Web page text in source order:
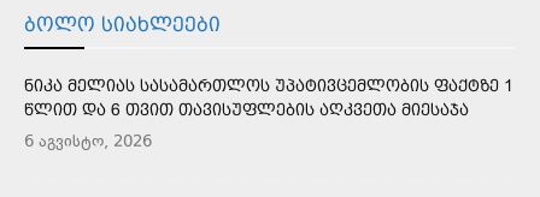
ᲑᲝᲚᲝ ᲡᲘᲐᲮᲚᲔᲔᲑᲘ
ᲜᲘᲙᲐ ᲛᲔᲚᲘᲐᲡ ᲡᲐᲡᲐᲛᲐᲠᲗᲚᲝᲡ ᲣᲞᲐᲢᲘᲕᲪᲔᲛᲚᲝᲑᲘᲡ ᲤᲐᲥᲢᲖᲔ 1
ᲬᲚᲘᲗ ᲓᲐ 6 ᲗᲕᲘᲗ ᲗᲐᲕᲘᲡᲣᲤᲚᲔᲑᲘᲡ ᲐᲦᲙᲕᲔᲗᲐ ᲛᲘᲔᲡᲐᲯᲐ
6 აგვისტო, 2026